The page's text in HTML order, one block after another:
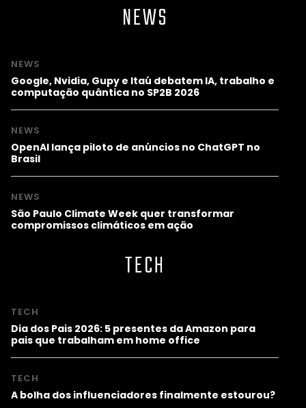
NEWS
NEWS
Google, Nvidia, Gupy e Itaú debatem IA, trabalho e
computação quântica no SP2B 2026
NEWS
OpenAI lança piloto de anúncios no ChatGPT no
Brasil
NEWS
São Paulo Climate Week quer transformar
compromissos climáticos em ação
TECH
TECH
Dia dos Pais 2026: 5 presentes da Amazon para
pais que trabalham em home office
TECH
A bolha dos influenciadores finalmente estourou?